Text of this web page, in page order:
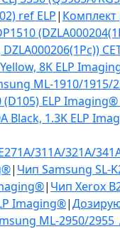
ref ELP| Комплект
8K ELP
ML-1910/1915/
(D105) ELP
Black, 1.3K ELP
311A/321A/
| Чип Samsung SL-
| Чип Xerox
Imaging®|
ML-2950/2955